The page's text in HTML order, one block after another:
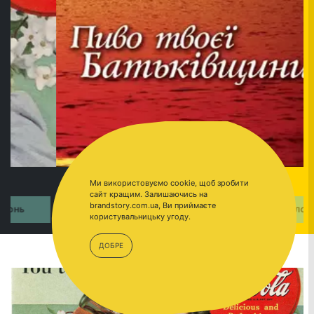
ОБОЛОНЬ
ПЕРЕЙТИ
Ми використовуємо cookie, щоб зробити
сайт кращим. Залишаючись на
brandstory.com.ua, Ви приймаєте
користувальницьку угоду.
ДОБРЕ